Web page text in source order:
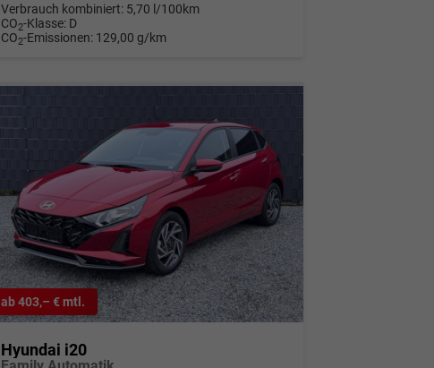
Verbrauch kombiniert: 5,70 l/100km
CO2-Klasse: D
CO2-Emissionen: 129,00 g/km
ab 403,– € mtl.
Hyundai i20